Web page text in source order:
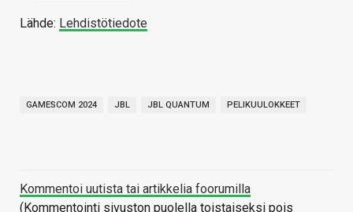
Lähde: Lehdistötiedote
GAMESCOM 2024 JBL JBL QUANTUM PELIKUULOKKEET
Kommentoi uutista tai artikkelia foorumilla
(Kommentointi sivuston puolella toistaiseksi pois